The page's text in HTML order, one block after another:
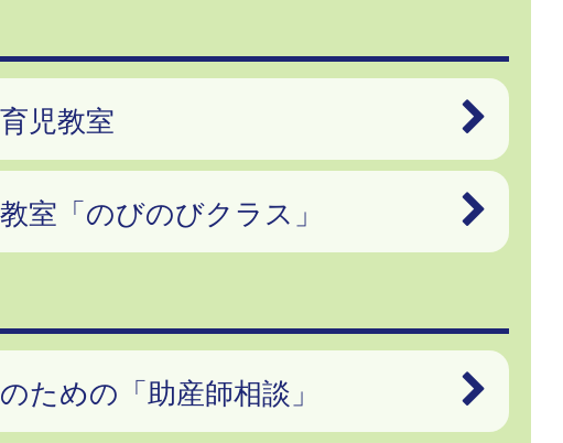
児教室
室「のびのびクラス」
ための「助産師相談」